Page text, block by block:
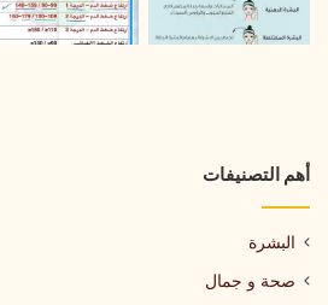
أهم التصنيفات
البشرة
صحة و جمال